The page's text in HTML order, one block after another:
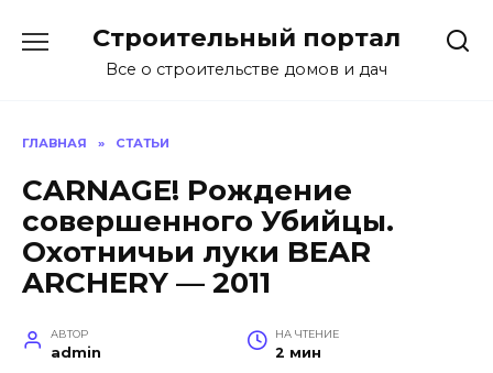
содержанию
Строительный портал
Все о строительстве домов и дач
ГЛАВНАЯ » СТАТЬИ
CARNAGE! Рождение
совершенного Убийцы.
Охотничьи луки BEAR
ARCHERY — 2011
АВТОР
admin
НА ЧТЕНИЕ
2 мин